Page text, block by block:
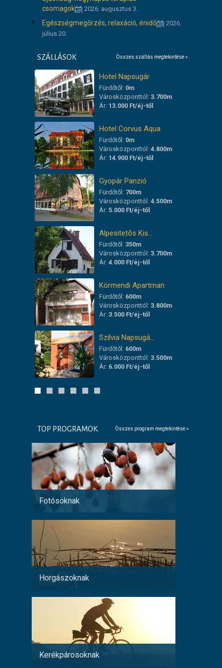
csomagok
2026. augusztus 3.
Egészségmegőrzés, relaxáció, énidő
2026.
július 20.
SZÁLLÁSOK Összes szállás megtekintése »
Hotel Napsugár
Fürdőtől: 0m
Városközponttól: 3.700m
Ár: 13.000 Ft/éj-től
Hotel Corvus Aqua
Fürdőtől: 0m
Városközponttól: 4.800m
Ár: 14.900 Ft/éj-től
Gyopár Panzió
Fürdőtől: 700m
Városközponttól: 4.500m
Ár: 5.000 Ft/éj-től
Alpesitetős Kis…
Fürdőtől: 350m
Városközponttól: 3.700m
Ár: 4.000 Ft/éj-től
Körmendi Apartman
Fürdőtől: 600m
Városközponttól: 3.800m
Ár: 3.500 Ft/éj-től
Szilvia Napsugá…
Fürdőtől: 600m
Városközponttól: 3.500m
Ár: 6.000 Ft/éj-től
TOP PROGRAMOK Összes program megtekintése »
Fotósoknak
Horgászoknak
Kerékpárosoknak